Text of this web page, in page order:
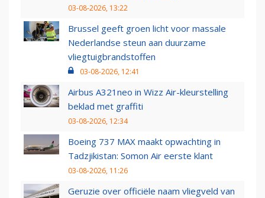
03-08-2026, 13:22
Brussel geeft groen licht voor massale
Nederlandse steun aan duurzame
vliegtuigbrandstoffen
03-08-2026, 12:41
Airbus A321neo in Wizz Air-kleurstelling
beklad met graffiti
03-08-2026, 12:34
Boeing 737 MAX maakt opwachting in
Tadzjikistan: Somon Air eerste klant
03-08-2026, 11:26
Geruzie over officiële naam vliegveld van